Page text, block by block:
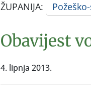
ŽUPANIJA:
Obavijest
4. lipnja 2013.